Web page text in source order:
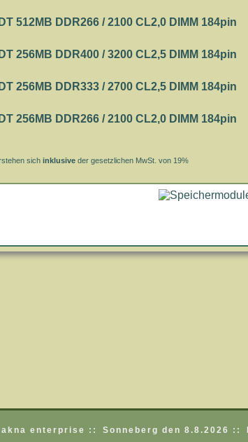
512MB DDR266 / 2100 CL2,0 DIMM 184pin
256MB DDR400 / 3200 CL2,5 DIMM 184pin
256MB DDR333 / 2700 CL2,5 DIMM 184pin
256MB DDR266 / 2100 CL2,0 DIMM 184pin
sichinklusive der gesetzlichen MwSt. von 19%
enterprise :: Sonneberg den 8.8.2026 ::